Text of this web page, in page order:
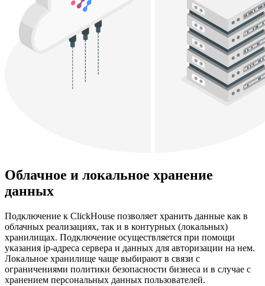
Облачное и локальное хранение
данных
Подключение к ClickHouse позволяет хранить данные как в
облачных реализациях, так и в контурных (локальных)
хранилищах. Подключение осуществляется при помощи
указания ip-адреса сервера и данных для авторизации на нем.
Локальное хранилище чаще выбирают в связи с
ограничениями политики безопасности бизнеса и в случае с
хранением персональных данных пользователей.